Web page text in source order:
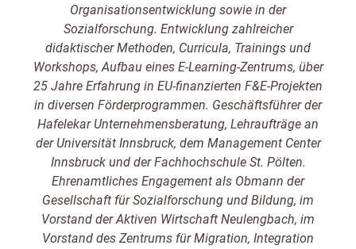
Organisationsentwicklung sowie in der
Sozialforschung. Entwicklung zahlreicher
didaktischer Methoden, Curricula, Trainings und
Workshops, Aufbau eines E-Learning-Zentrums, über
25 Jahre Erfahrung in EU-finanzierten F&E-Projekten
in diversen Förderprogrammen. Geschäftsführer der
Hafelekar Unternehmensberatung, Lehraufträge an
der Universität Innsbruck, dem Management Center
Innsbruck und der Fachhochschule St. Pölten.
Ehrenamtliches Engagement als Obmann der
Gesellschaft für Sozialforschung und Bildung, im
Vorstand der Aktiven Wirtschaft Neulengbach, im
Vorstand des Zentrums für Migration, Integration